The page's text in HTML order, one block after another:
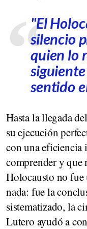
"El
silencio
quien lo
sentido
Hasta la llegada
su ejecución
con una eficiencia
comprender y que
Holocausto no fue
nada: fue la
sistematizado, la
Lutero ayudó a